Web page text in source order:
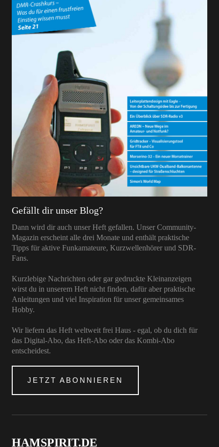
Gefällt dir unser Blog?
Dann wird dir auch unser Heft gefallen. Unser Community-
Magazin erscheint alle drei Monate und enthält praktische
Tipps für aktive Funkamateure, Kurzwellenhörer und SDR-
Fans.
Kurzlebige Nachrichten oder gar gedruckte Kleinanzeigen
wirst du in unserem Heft nicht finden, dafür aber praktische
Anleitungen und viel Inspiration für unser gemeinsames
Hobby.
Wir liefern das Heft weltweit frei Haus - egal, ob du dich für
das Digital-Abo, das Heft-Abo oder das Kombi-Abo
entscheidest.
JETZT ABONNIEREN
HAMSPIRIT.DE